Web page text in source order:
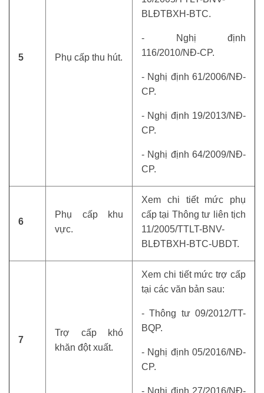
5 Phụ cấp thu hút.
BLĐTBXH-BTC.
- Nghị định
116/2010/NĐ-CP.
- Nghị định 61/2006/NĐ-
CP.
- Nghị định 19/2013/NĐ-
CP.
- Nghị định 64/2009/NĐ-
CP.
6
Phụ cấp khu
vực.
Xem chi tiết mức phụ
cấp tại Thông tư liên tịch
11/2005/TTLT-BNV-
BLĐTBXH-BTC-UBDT.
7
Trợ cấp khó
khăn đột xuất.
Xem chi tiết mức trợ cấp
tại các văn bản sau:
- Thông tư 09/2012/TT-
BQP.
- Nghị định 05/2016/NĐ-
CP.